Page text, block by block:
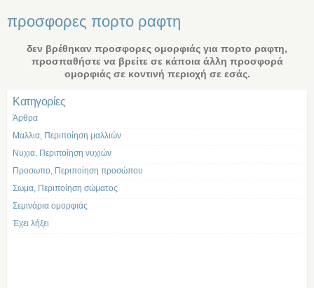
προσφορες πορτο ραφτη
δεν βρέθηκαν προσφορες ομορφιάς για πορτο ραφτη,
προσπαθήστε να βρείτε σε κάποια άλλη προσφορά
ομορφιάς σε κοντινή περιοχή σε εσάς.
Kατηγορίες
Άρθρα
Μαλλια, Περιποίηση μαλλιών
Νυχια, Περιποίηση νυχιών
Προσωπο, Περιποίηση προσώπου
Σωμα, Περιποίηση σώματος
Σεμινάρια ομορφιάς
Έχει λήξει